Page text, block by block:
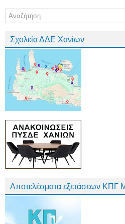
Σχολεία ΔΔΕ Χανίων
Αποτελέσματα εξετάσεων ΚΠΓ